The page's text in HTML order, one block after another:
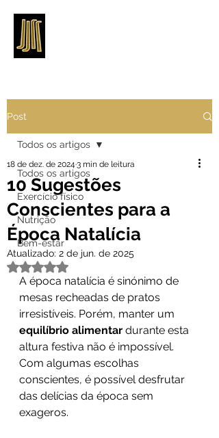
Post
Todos os artigos
Exercício físico
Nutrição
Bem-estar
Todos os artigos
10 Sugestões
Conscientes para a
Época Natalícia
18 de dez. de 2024 3 min de leitura
Atualizado: 2 de jun. de 2025
Avaliado com NaN de 5 estrelas.
A época natalícia é sinónimo de
mesas recheadas de pratos
irresistíveis. Porém, manter um
equilíbrio alimentar durante esta
altura festiva não é impossível.
Com algumas escolhas
conscientes, é possível desfrutar
das delícias da época sem
exageros.